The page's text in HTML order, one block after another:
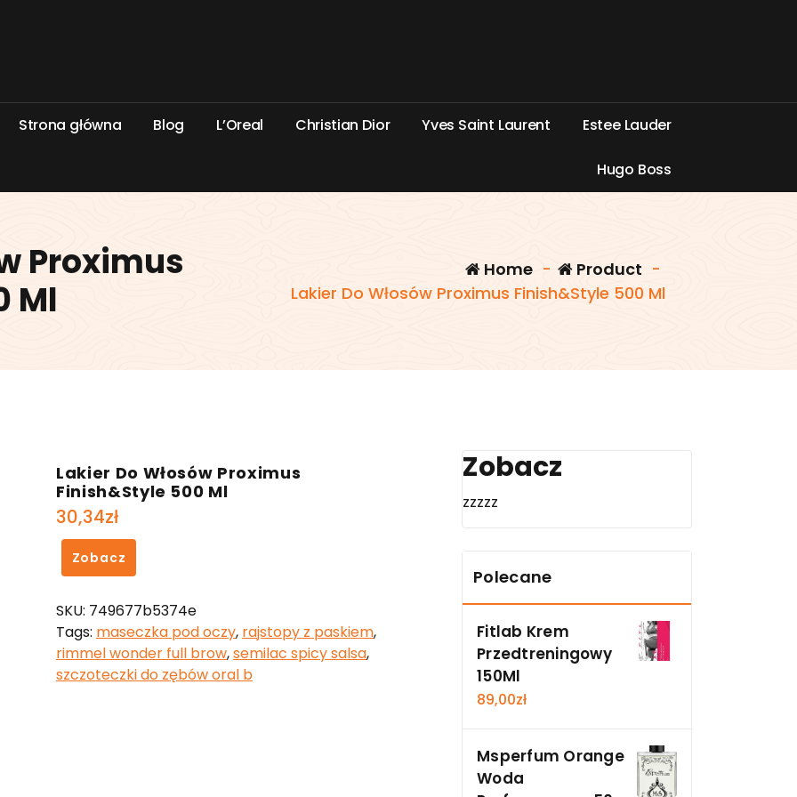
Strona główna Blog L’Oreal Christian Dior Yves Saint Laurent Estee Lauder
Hugo Boss
Proximus
Ml
Home - Product -
Lakier Do Włosów Proximus Finish&Style 500 Ml
Lakier Do Włosów Proximus
Finish&Style 500 Ml
30,34zł
Zobacz
SKU: 749677b5374e
Tags: maseczka pod oczy, rajstopy z paskiem,
rimmel wonder full brow,semilac spicy salsa,
szczoteczki do zębów oral b
Zobacz
zzzzz
Polecane
Fitlab Krem
Przedtreningowy
150Ml
89,00zł
Msperfum Orange
Woda